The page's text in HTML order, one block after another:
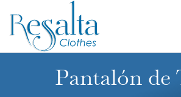
Skip to main content
Pantalón de